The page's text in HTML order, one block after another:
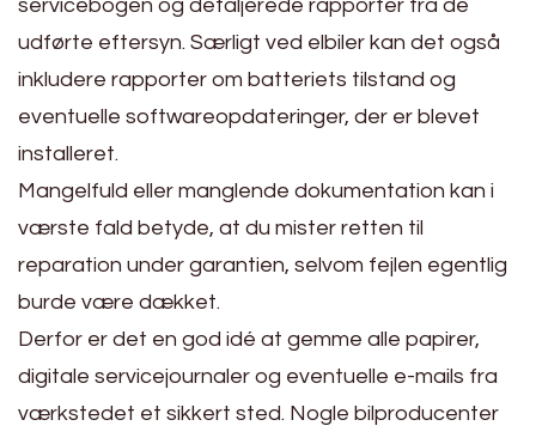
servicebogen og detaljerede rapporter fra de
udførte eftersyn. Særligt ved elbiler kan det også
inkludere rapporter om batteriets tilstand og
eventuelle softwareopdateringer, der er blevet
installeret.
Mangelfuld eller manglende dokumentation kan i
værste fald betyde, at du mister retten til
reparation under garantien, selvom fejlen egentlig
burde være dækket.
Derfor er det en god idé at gemme alle papirer,
digitale servicejournaler og eventuelle e-mails fra
værkstedet et sikkert sted. Nogle bilproducenter